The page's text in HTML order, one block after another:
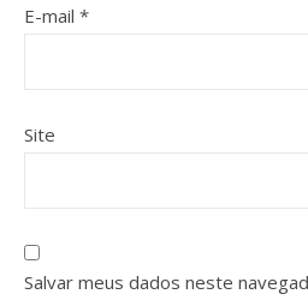
E-mail *
Site
Salvar meus dados neste